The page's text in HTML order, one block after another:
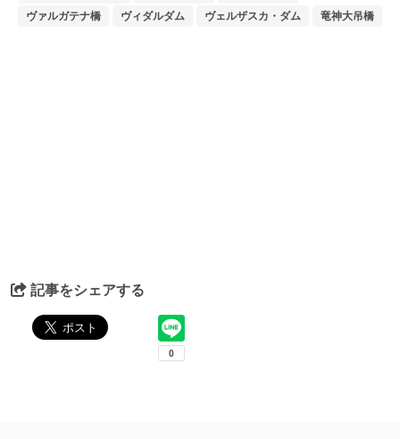
ヴァルガテナ橋
ヴィダルダム ヴェルザスカ・ダム 竜神大吊橋
記事をシェアする